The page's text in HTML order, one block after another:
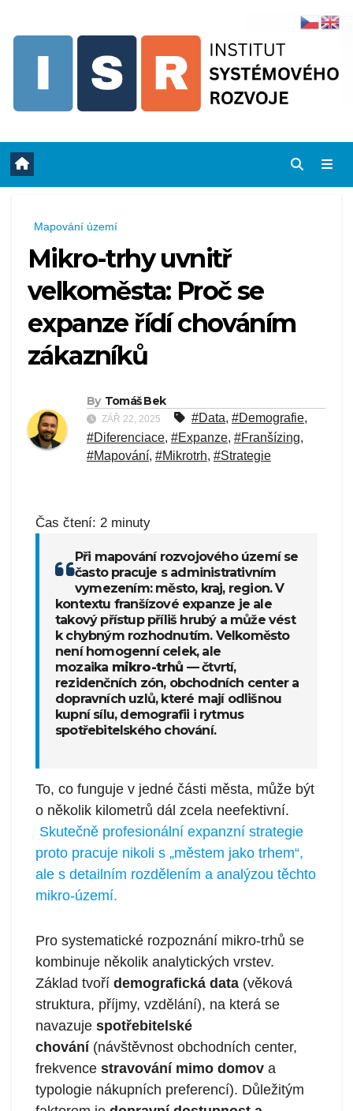
Mapování území
Mikro-trhy uvnitř
velkoměsta: Proč se
expanze řídí chováním
zákazníků
By Tomáš Bek
ZÁŘ 22, 2025 #Data, #Demografie,
#Diferenciace, #Expanze, #Franšízing,
#Mapování, #Mikrotrh, #Strategie
Čas čtení: 2 minuty
Při mapování rozvojového území se
často pracuje s administrativním
vymezením: město, kraj, region. V
kontextu franšízové expanze je ale
takový přístup příliš hrubý a může vést
k chybným rozhodnutím. Velkoměsto
není homogenní celek, ale
mozaika mikro-trhů — čtvrtí,
rezidenčních zón, obchodních center a
dopravních uzlů, které mají odlišnou
kupní sílu, demografii i rytmus
spotřebitelského chování.
To, co funguje v jedné části města, může být
o několik kilometrů dál zcela neefektivní.
Skutečně profesionální expanzní strategie
proto pracuje nikoli s „městem jako trhem“,
ale s detailním rozdělením a analýzou těchto
mikro-území.
Pro systematické rozpoznání mikro-trhů se
kombinuje několik analytických vrstev.
Základ tvoří demografická data (věková
struktura, příjmy, vzdělání), na která se
navazuje spotřebitelské
chování(návštěvnost obchodních center,
frekvence stravování mimo domov a
typologie nákupních preferencí). Důležitým